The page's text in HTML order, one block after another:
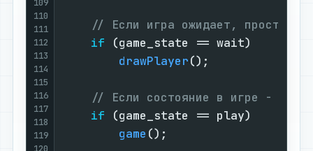
109
110
111
112
113
114
115
116
117
118
119
120
// Если игра ожидает, просто
if (game_state == wait)
drawPlayer();
// Если состояние в игре -
if (game_state == play)
game ();